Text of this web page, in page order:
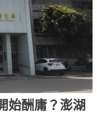
始酬庸？澎湖